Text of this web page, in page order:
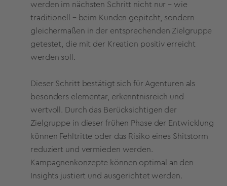
werden im nächsten Schritt nicht nur – wie
traditionell – beim Kunden gepitcht, sondern
gleichermaßen in der entsprechenden Zielgruppe
getestet, die mit der Kreation positiv erreicht
werden soll.
Dieser Schritt bestätigt sich für Agenturen als
besonders elementar, erkenntnisreich und
wertvoll. Durch das Berücksichtigen der
Zielgruppe in dieser frühen Phase der Entwicklung
können Fehltritte oder das Risiko eines Shitstorm
reduziert und vermieden werden.
Kampagnenkonzepte können optimal an den
Insights justiert und ausgerichtet werden.